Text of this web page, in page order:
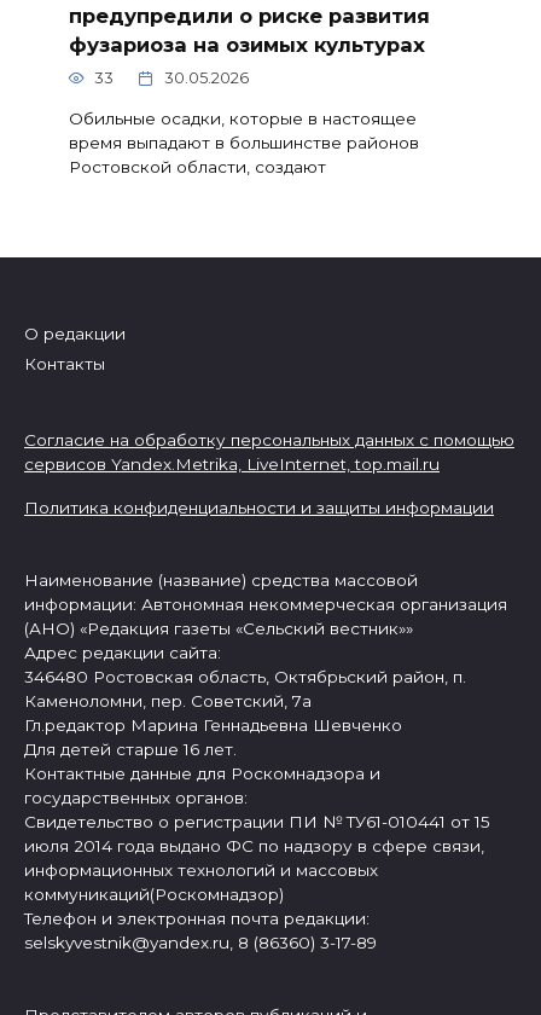
предупредили о риске развития
фузариоза на озимых культурах
33 30.05.2026
Обильные осадки, которые в настоящее
время выпадают в большинстве районов
Ростовской области, создают
О редакции
Контакты
Согласие на обработку персональных данных с помощью
сервисов Yandex.Metrika, LiveInternet,top.mail.ru
Политика конфиденциальности и защиты информации
Наименование (название) средства массовой
информации: Автономная некоммерческая организация
(АНО) «Редакция газеты «Сельский вестник»»
Адрес редакции сайта:
346480 Ростовская область, Октябрьский район, п.
Каменоломни, пер. Советский, 7а
Гл.редактор Марина Геннадьевна Шевченко
Для детей старше 16 лет.
Контактные данные для Роскомнадзора и
государственных органов:
Свидетельство о регистрации ПИ № ТУ61-010441 от 15
июля 2014 года выдано ФС по надзору в сфере связи,
информационных технологий и массовых
коммуникаций(Роскомнадзор)
Телефон и электронная почта редакции:
selskyvestnik@yandex.ru, 8 (86360) 3-17-89